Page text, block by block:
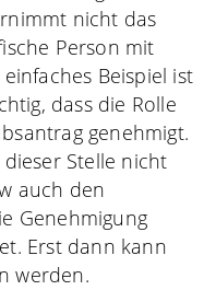
nicht das
Person mit
Beispiel ist
dass die Rolle
genehmigt.
Stelle nicht
auch den
Genehmigung
Erst dann kann
werden.